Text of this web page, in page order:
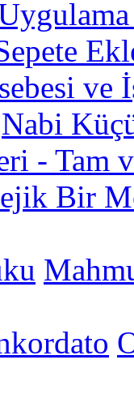
ve
Nabi
- Tam
Bir